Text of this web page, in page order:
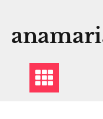
contenido